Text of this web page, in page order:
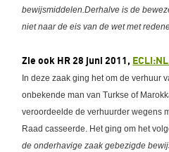
bewijsmiddelen.Derhalve is de
niet naar de eis van de wet met
Zie ook HR 28 juni 2011,
In deze zaak ging het om de verhuur
onbekende man van Turkse of
veroordeelde de verhuurder wegens
Raad casseerde. Het ging om het
de onderhavige zaak gebezigde